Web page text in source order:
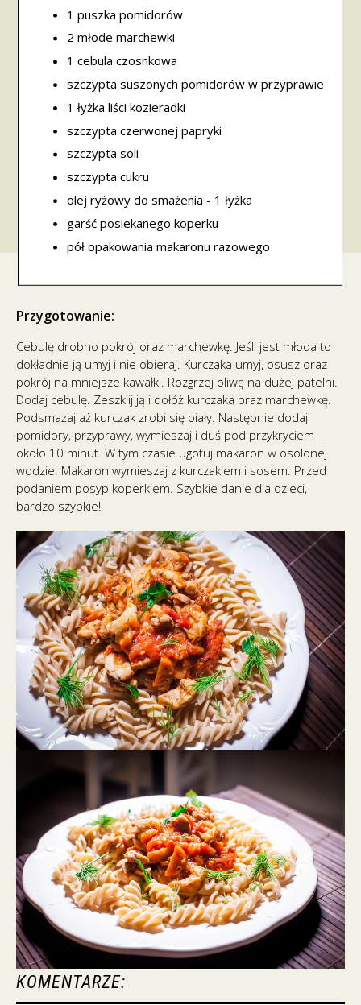
1 puszka pomidorów
2 młode marchewki
1 cebula czosnkowa
szczypta suszonych pomidorów w przyprawie
1 łyżka liści kozieradki
szczypta czerwonej papryki
szczypta soli
szczypta cukru
olej ryżowy do smażenia - 1 łyżka
garść posiekanego koperku
pół opakowania makaronu razowego
Przygotowanie:
Cebulę drobno pokrój oraz marchewkę. Jeśli jest młoda to
dokładnie ją umyj i nie obieraj. Kurczaka umyj, osusz oraz
pokrój na mniejsze kawałki. Rozgrzej oliwę na dużej patelni.
Dodaj cebulę. Zeszklij ją i dołóż kurczaka oraz marchewkę.
Podsmażaj aż kurczak zrobi się biały. Następnie dodaj
pomidory, przyprawy, wymieszaj i duś pod przykryciem
około 10 minut. W tym czasie ugotuj makaron w osolonej
wodzie. Makaron wymieszaj z kurczakiem i sosem. Przed
podaniem posyp koperkiem. Szybkie danie dla dzieci,
bardzo szybkie!
KOMENTARZE: